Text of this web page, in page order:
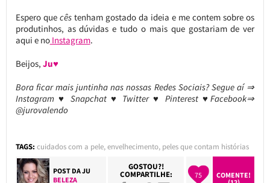
Espero que cêstenham gostado da ideia e me contem sobre os
produtinhos, as dúvidas e tudo o mais que gostariam de ver
aqui e noInstagram.
Beijos, Ju♥
Bora ficar mais juntinha nas nossas Redes Sociais? Segue aí ⇒
Instagram ♥ Snapchat ♥ Twitter ♥ Pinterest ♥Facebook⇒
@jurovalendo
TAGS: cuidados com a pele,envelhecimento, peles que contam histórias
POST DAJU
BELEZA
GOSTOU?!
COMPARTILHE: 75
COMENTE!